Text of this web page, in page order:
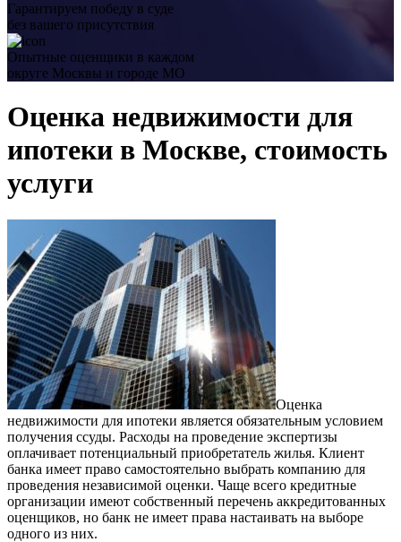
Гарантируем победу в суде
без вашего присутствия
Опытные оценщики в каждом
округе Москвы и городе МО
Оценка недвижимости для
ипотеки в Москве, стоимость
услуги
Оценка
недвижимости для ипотеки является обязательным условием
получения ссуды. Расходы на проведение экспертизы
оплачивает потенциальный приобретатель жилья. Клиент
банка имеет право самостоятельно выбрать компанию для
проведения независимой оценки. Чаще всего кредитные
организации имеют собственный перечень аккредитованных
оценщиков, но банк не имеет права настаивать на выборе
одного из них.